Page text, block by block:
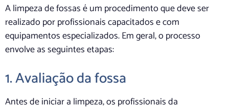
A limpeza de fossas é um procedimento que deve ser
realizado por profissionais capacitados e com
equipamentos especializados. Em geral, o processo
envolve as seguintes etapas:
1. Avaliação da fossa
Antes de iniciar a limpeza, os profissionais da